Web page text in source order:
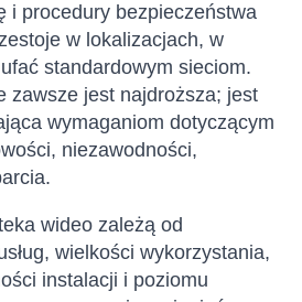
i procedury bezpieczeństwa
w lokalizacjach, w
standardowym sieciom.
zawsze jest najdroższa; jest
wymaganiom dotyczącym
niezawodności,
wideo zależą od
wielkości wykorzystania,
instalacji i poziomu